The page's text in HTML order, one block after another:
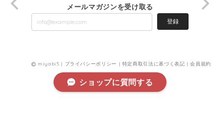
メールマガジンを受け取る
登録
miyabi5 | プライバシーポリシー | 特定商取引法に基づく表記 |会員規約
ショップに質問する